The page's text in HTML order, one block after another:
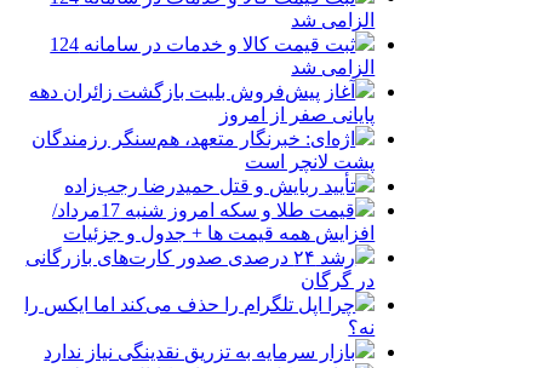
الزامی شد
ثبت قیمت کالا و خدمات در سامانه 124
الزامی شد
آغاز پیش‌فروش بلیت بازگشت زائران دهه
پایانی صفر از امروز
اژه‌ای: خبرنگار متعهد، هم‌سنگر رزمندگان
پشت لانچر است
تأیید ربایش و قتل حمیدرضا رجب‌زاده
قیمت طلا و سکه امروز شنبه 17مرداد/
افزایش همه قیمت ها + جدول و جزئیات
رشد ۲۴ درصدی صدور کارت‌های بازرگانی
در گرگان
چرا اپل تلگرام را حذف می‌کند اما ایکس را
نه؟
بازار سرمایه به تزریق نقدینگی نیاز ندارد